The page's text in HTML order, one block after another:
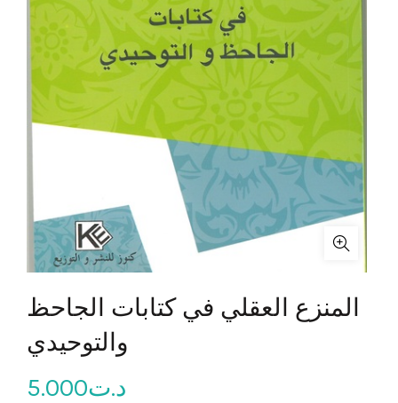
المنزع العقلي في كتابات الجاحظ
والتوحيدي
د.ت5.000